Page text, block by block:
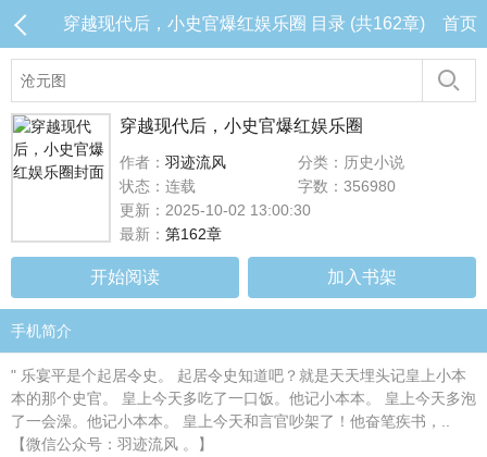
穿越现代后，小史官爆红娱乐圈 目录 (共162章) 首页
穿越现代后，小史官爆红娱乐圈
作者： 羽迹流风
分类：历史小说
状态：连载
字数：356980
更新：2025-10-02 13:00:30
最新： 第162章
开始阅读 加入书架
手机简介
" 乐宴平是个起居令史。 起居令史知道吧？就是天天埋头记皇上小本
本的那个史官。 皇上今天多吃了一口饭。他记小本本。 皇上今天多泡
了一会澡。他记小本本。 皇上今天和言官吵架了！他奋笔疾书，..
【微信公众号：羽迹流风 。】